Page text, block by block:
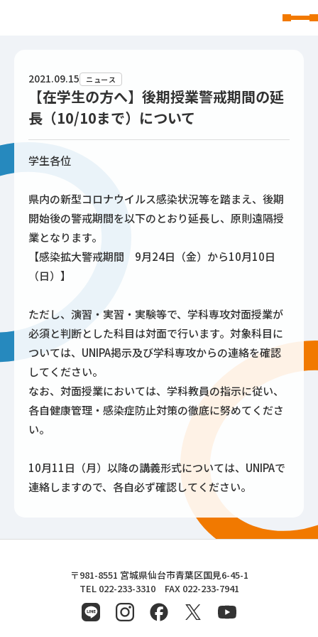
2021.09.15 ニュース
【在学生の方へ】後期授業警戒期間の延
長（10/10まで）について
学生各位
県内の新型コロナウイルス感染状況等を踏まえ、後期
開始後の警戒期間を以下のとおり延長し、原則遠隔授
業となります。
【感染拡大警戒期間 9月24日（金）から10月10日
（日）】
ただし、演習・実習・実験等で、学科専攻対面授業が
必須と判断とした科目は対面で行います。対象科目に
ついては、UNIPA掲示及び学科専攻からの連絡を確認
してください。
なお、対面授業においては、学科教員の指示に従い、
各自健康管理・感染症防止対策の徹底に努めてくださ
い。
10月11日（月）以降の講義形式については、UNIPAで
連絡しますので、各自必ず確認してください。
東北文化学園大学
〒981-8551 宮城県仙台市青葉区国見6-45-1
TEL 022-233-3310 FAX 022-233-7941